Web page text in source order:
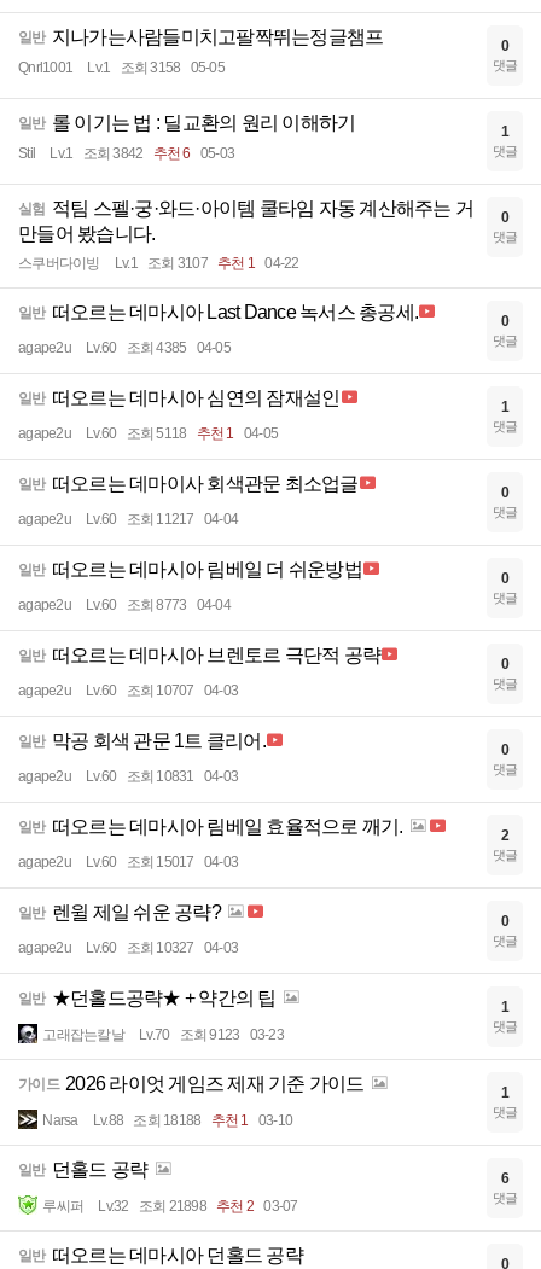
일반 지나가는사람들미치고팔짝뛰는정글챔프
Qnrl1001 Lv.1 조회 3158 05-05
0
댓글
일반 롤 이기는 법 : 딜교환의 원리 이해하기
Stil Lv.1 조회 3842 추천 6 05-03
1
댓글
실험 적팀 스펠·궁·와드·아이템 쿨타임 자동 계산해주는 거
만들어 봤습니다.
스쿠버다이빙 Lv.1 조회 3107 추천 1 04-22
0
댓글
일반 떠오르는 데마시아 Last Dance 녹서스 총공세.
agape2u Lv.60 조회 4385 04-05
0
댓글
일반 떠오르는 데마시아 심연의 잠재설인
agape2u Lv.60 조회 5118 추천 1 04-05
1
댓글
일반 떠오르는 데마이사 회색관문 최소업글
agape2u Lv.60 조회 11217 04-04
0
댓글
일반 떠오르는 데마시아 림베일 더 쉬운방법
agape2u Lv.60 조회 8773 04-04
0
댓글
일반 떠오르는 데마시아 브렌토르 극단적 공략
agape2u Lv.60 조회 10707 04-03
0
댓글
일반 막공 회색 관문 1트 클리어.
agape2u Lv.60 조회 10831 04-03
0
댓글
일반 떠오르는 데마시아 림베일 효율적으로 깨기.
agape2u Lv.60 조회 15017 04-03
2
댓글
일반 렌윌 제일 쉬운 공략?
agape2u Lv.60 조회 10327 04-03
0
댓글
일반 ★던홀드공략★ + 약간의 팁
고래잡는칼날 Lv.70 조회 9123 03-23
1
댓글
가이드 2026 라이엇 게임즈 제재 기준 가이드
Narsa Lv.88 조회 18188 추천 1 03-10
1
댓글
일반 던홀드 공략
루씨퍼 Lv.32 조회 21898 추천 2 03-07
6
댓글
일반 떠오르는 데마시아 던홀드 공략 0